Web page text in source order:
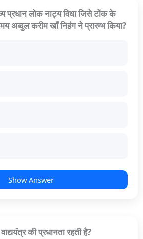
प्रधान लोक नाट्य विधा जिसे टोंक के
अब्दुल करीम खाँ निहंग ने प्रारम्भ किया?
Show Answer
की प्रधानता रहती है?